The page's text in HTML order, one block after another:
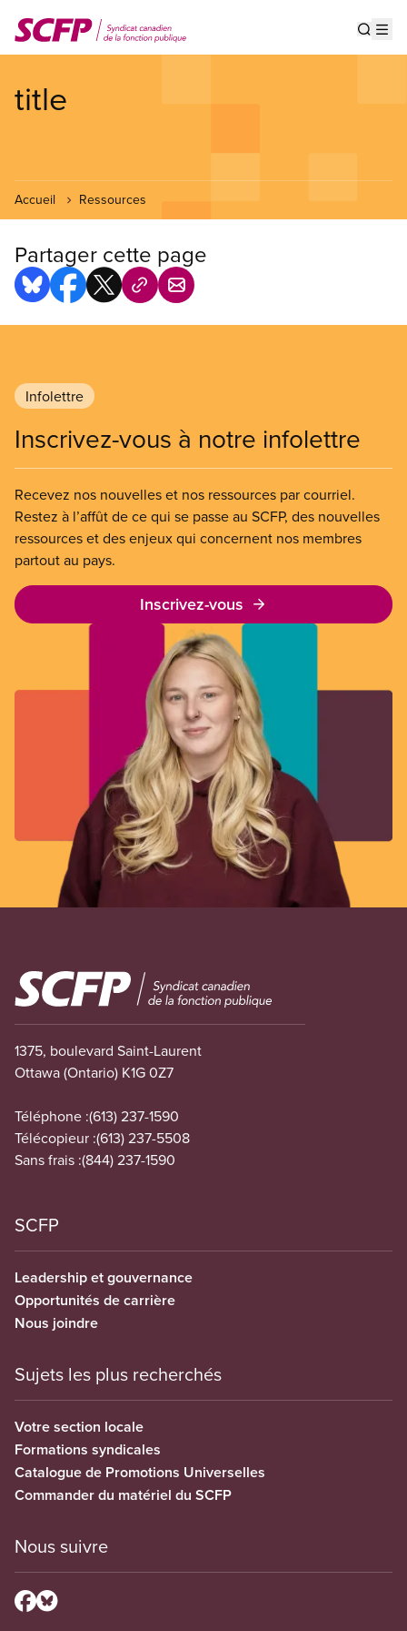
au
contenu
title
Accueil Ressources
Partager cette page
Infolettre
Inscrivez-vous à notre infolettre
Recevez nos nouvelles et nos ressources par courriel.
Restez à l’affût de ce qui se passe au SCFP, des nouvelles
ressources et des enjeux qui concernent nos membres
partout au pays.
Inscrivez-vous
Image
1375, boulevard Saint-Laurent
Ottawa (Ontario) K1G 0Z7
Téléphone :(613) 237-1590
Télécopieur :(613) 237-5508
Sans frais :(844) 237-1590
SCFP
Leadership et gouvernance
Opportunités de carrière
Nous joindre
Sujets les plus recherchés
Votre section locale
Formations syndicales
Catalogue de Promotions Universelles
Commander du matériel du SCFP
Nous suivre